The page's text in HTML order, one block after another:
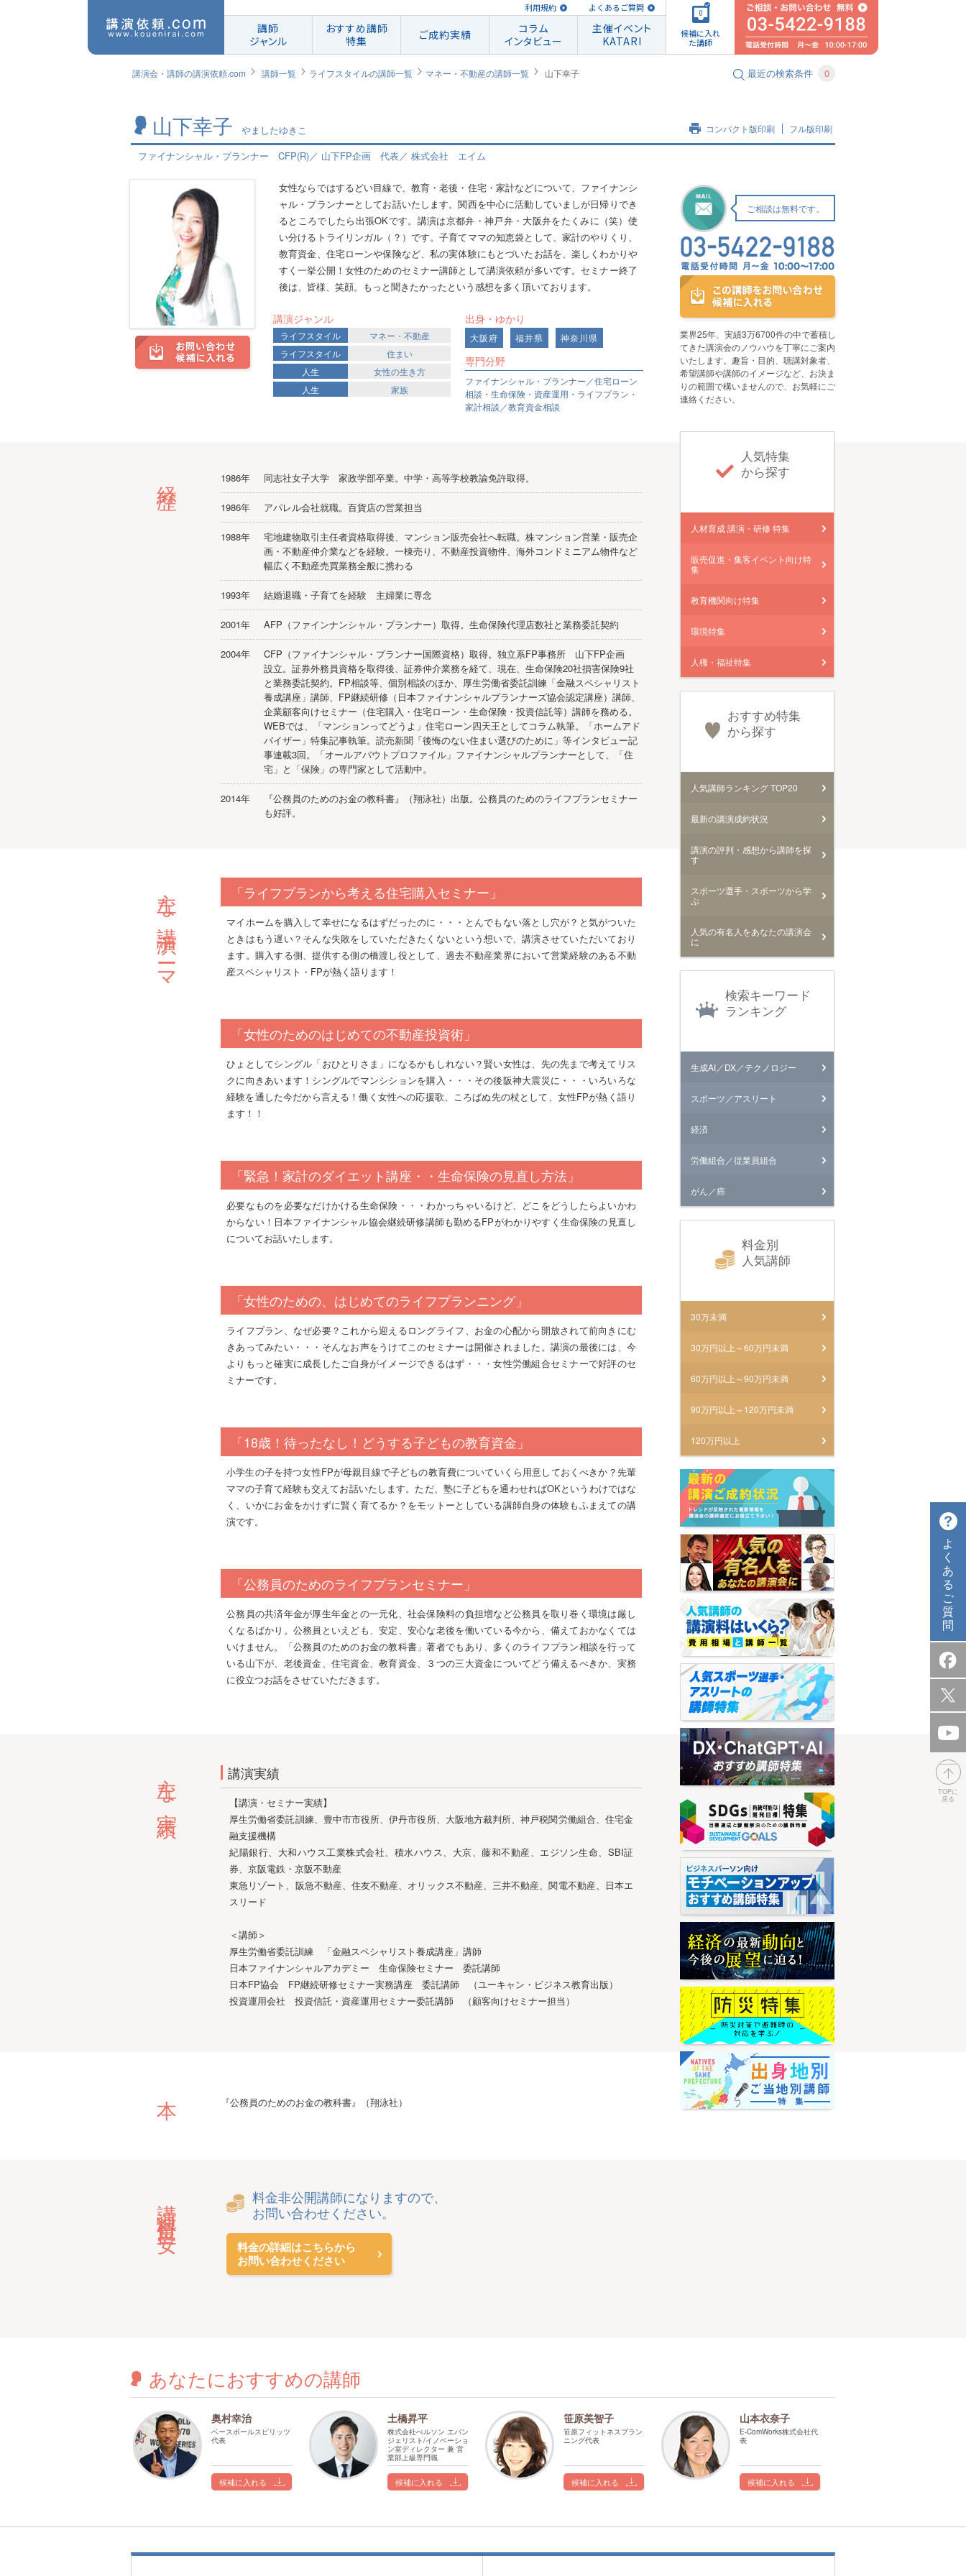
利用規約 よくあるご質問
講師
ジャンル
おすすめ講師
特集
ご成約実績
コラム
インタビュー
主催イベント
KATARI
0
候補に入れ
た講師
講演会・講師の講演依頼.com 講師一覧 ライフスタイルの講師一覧 マネー・不動産の講師一覧 山下幸子 最近の検索条件 0
山下幸子 やましたゆきこ コンパクト版印刷 フル版印刷
ファイナンシャル・プランナー CFP(R)／ 山下FP企画 代表／ 株式会社 エイム
女性ならではするどい目線で、教育・老後・住宅・家計などについて、ファイナンシ
ャル・プランナーとしてお話いたします。関西を中心に活動していましが日帰りでき
るところでしたら出張OKです。講演は京都弁・神戸弁・大阪弁をたくみに（笑）使
い分けるトライリンガル（？）です。子育てママの知恵袋として、家計のやりくり、
教育資金、住宅ローンや保険など、私の実体験にもとづいたお話を、楽しくわかりや
すく一挙公開！女性のためのセミナー講師として講演依頼が多いです。セミナー終了
後は、皆様、笑顔。もっと聞きたかったという感想を多く頂いております。
講演ジャンル
ライフスタイル
マネー・不動産
ライフスタイル
住まい
人生
女性の生き方
人生
家族
出身・ゆかり
大阪府 福井県 神奈川県
専門分野
ファイナンシャル・プランナー／住宅ローン
相談・生命保険・資産運用・ライフプラン・
家計相談／教育資金相談
ご相談は無料です。
業界25年、実績3万6700件の中で蓄積し
てきた講演会のノウハウを丁寧にご案内
いたします。趣旨・目的、聴講対象者、
希望講師や講師のイメージなど、お決ま
りの範囲で構いませんので、お気軽にご
連絡ください。
人気特集
から探す
人材育成 講演・研修 特集
販売促進・集客イベント向け特
集
教育機関向け特集
環境特集
人権・福祉特集
おすすめ特集
から探す
人気講師ランキング TOP20
最新の講演成約状況
講演の評判・感想から講師を探
す
スポーツ選手・スポーツから学
ぶ
人気の有名人をあなたの講演会
に
検索キーワード
ランキング
生成AI／DX／テクノロジー
スポーツ／アスリート
経済
労働組合／従業員組合
がん／癌
料金別
人気講師
30万未満
30万円以上～60万円未満
60万円以上～90万円未満
90万円以上～120万円未満
120万円以上
1986年 同志社女子大学 家政学部卒業。中学・高等学校教諭免許取得。
1986年 アパレル会社就職。百貨店の営業担当
1988年
宅地建物取引主任者資格取得後、マンション販売会社へ転職。株マンション営業・販売企
画・不動産仲介業などを経験。一棟売り、不動産投資物件、海外コンドミニアム物件など
幅広く不動産売買業務全般に携わる
1993年 結婚退職・子育てを経験 主婦業に専念
2001年 AFP（ファインナンシャル・プランナー）取得。生命保険代理店数社と業務委託契約
2004年
CFP（ファイナンシャル・プランナー国際資格）取得。独立系FP事務所 山下FP企画
設立。証券外務員資格を取得後、証券仲介業務を経て、現在、生命保険20社損害保険9社
と業務委託契約。FP相談等、個別相談のほか、厚生労働省委託訓練「金融スペシャリスト
養成講座」講師、FP継続研修（日本ファイナンシャルプランナーズ協会認定講座）講師、
企業顧客向けセミナー（住宅購入・住宅ローン・生命保険・投資信託等）講師を務める。
WEBでは、「マンションってどうよ」住宅ローン四天王としてコラム執筆。「ホームアド
バイザー」特集記事執筆。読売新聞「後悔のない住まい選びのために」等インタビュー記
事連載3回。「オールアバウトプロファイル」ファイナンシャルプランナーとして、「住
宅」と「保険」の専門家として活動中。
2014年
『公務員のためのお金の教科書』（翔泳社）出版。公務員のためのライフプランセミナー
も好評。
主な講演テーマ 「ライフプランから考える住宅購入セミナー」
マイホームを購入して幸せになるはずだったのに・・・とんでもない落とし穴が？と気がついた
ときはもう遅い？そんな失敗をしていただきたくないという想いで、講演させていただいており
ます。購入する側、提供する側の橋渡し役として、過去不動産業界において営業経験のある不動
産スペシャリスト・FPが熱く語ります！
「女性のためのはじめての不動産投資術」
ひょとしてシングル「おひとりさま」になるかもしれない？賢い女性は、先の先まで考えてリス
クに向きあいます！シングルでマンシションを購入・・・その後阪神大震災に・・・いろいろな
経験を通した今だから言える！働く女性への応援歌、ころばぬ先の杖として、女性FPが熱く語り
ます！！
「緊急！家計のダイエット講座・・生命保険の見直し方法」
必要なものを必要なだけかける生命保険・・・わかっちゃいるけど、どこをどうしたらよいかわ
からない！日本ファイナンシャル協会継続研修講師も勤めるFPがわかりやすく生命保険の見直し
についてお話いたします。
「女性のための、はじめてのライフプランニング」
ライフプラン、なぜ必要？これから迎えるロングライフ、お金の心配から開放されて前向きにむ
きあってみたい・・・そんなお声をうけてこのセミナーは開催されました。講演の最後には、今
よりもっと確実に成長したご自身がイメージできるはず・・・女性労働組合セミナーで好評のセ
ミナーです。
「18歳！待ったなし！どうする子どもの教育資金」
小学生の子を持つ女性FPが母親目線で子どもの教育費についていくら用意しておくべきか？先輩
ママの子育て経験も交えてお話いたします。ただ、塾に子どもを通わせればOKというわけではな
く、いかにお金をかけずに賢く育てるか？をモットーとしている講師自身の体験もふまえての講
演です。
「公務員のためのライフプランセミナー」
公務員の共済年金が厚生年金との一元化、社会保険料の負担増など公務員を取り巻く環境は厳し
くなるばかり。公務員といえども、安定、安心な老後を働いている今から、備えておかなくては
いけません。「公務員のためのお金の教科書」著者でもあり、多くのライフプラン相談を行って
いる山下が、老後資金、住宅資金、教育資金、３つの三大資金についてどう備えるべきか、実務
に役立つお話をさせていただきます。
主な実績 講演実績
【講演・セミナー実績】
厚生労働省委託訓練、豊中市市役所、伊丹市役所、大阪地方裁判所、神戸税関労働組合、住宅金
融支援機構
紀陽銀行、大和ハウス工業株式会社、積水ハウス、大京、藤和不動産、エジソン生命、SBI証
券、京阪電鉄・京阪不動産
東急リゾート、阪急不動産、住友不動産、オリックス不動産、三井不動産、関電不動産、日本エ
スリード
＜講師＞
厚生労働省委託訓練 「金融スペシャリスト養成講座」講師
日本ファイナンシャルアカデミー 生命保険セミナー 委託講師
日本FP協会 FP継続研修セミナー実務講座 委託講師 （ユーキャン・ビジネス教育出版）
投資運用会社 投資信託・資産運用セミナー委託講師 （顧客向けセミナー担当）
『公務員のためのお金の教科書』（翔泳社）
講演料金目安
料金非公開講師になりますので、
お問い合わせください。
料金の詳細はこちらから
お問い合わせください
あなたにおすすめの講師
奥村幸治
ベースボールスピリッツ
代表
候補に入れる
土橋昇平
株式会社ぺルソン エバン
ジェリスト/イノベーショ
ン室ディレクター 兼 営
業部上級専門職
候補に入れる
笹原美智子
笹原フィットネスプラン
ニング代表
候補に入れる
山本衣奈子
E-ComWorks株式会社代
表
候補に入れる
よ
く
あ
る
ご
質
問
TOPに
戻る